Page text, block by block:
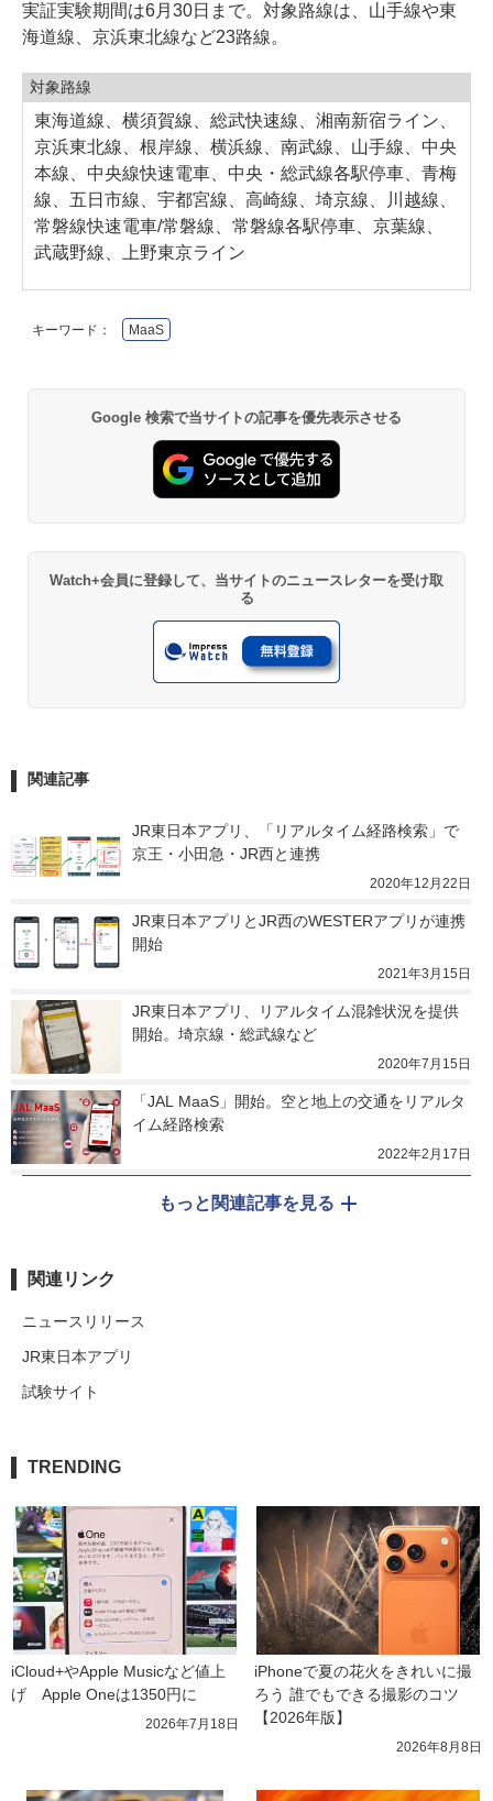
実証実験期間は6月30日まで。対象路線は、山手線や東
海道線、京浜東北線など23路線。
対象路線
東海道線、横須賀線、総武快速線、湘南新宿ライン、
京浜東北線、根岸線、横浜線、南武線、山手線、中央
本線、中央線快速電車、中央・総武線各駅停車、青梅
線、五日市線、宇都宮線、高崎線、埼京線、川越線、
常磐線快速電車/常磐線、常磐線各駅停車、京葉線、
武蔵野線、上野東京ライン
キーワード： MaaS
Google 検索で当サイトの記事を優先表示させる
Watch+会員に登録して、当サイトのニュースレターを受け取
る
関連記事
JR東日本アプリ、「リアルタイム経路検索」で
京王・小田急・JR西と連携
2020年12月22日
JR東日本アプリとJR西のWESTERアプリが連携
開始
2021年3月15日
JR東日本アプリ、リアルタイム混雑状況を提供
開始。埼京線・総武線など
2020年7月15日
「JAL MaaS」開始。空と地上の交通をリアルタ
イム経路検索
2022年2月17日
もっと関連記事を見る
関連リンク
ニュースリリース
JR東日本アプリ
試験サイト
TRENDING
iCloud+やApple Musicなど値上
げ　Apple Oneは1350円に
2026年7月18日
iPhoneで夏の花火をきれいに撮
ろう 誰でもできる撮影のコツ
【2026年版】
2026年8月8日